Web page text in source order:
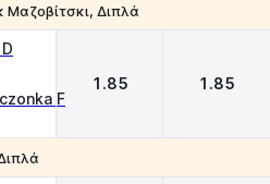
Μαζοβίτσκι, Διπλά
F
1.85 1.85